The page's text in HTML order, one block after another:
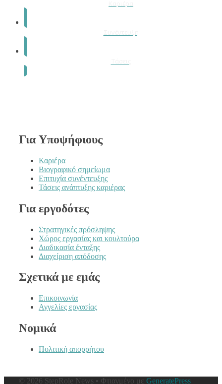
Για Yποψήφιους
Καριέρα
Βιογραφικό σημείωμα
Επιτυχία συνέντευξης
Τάσεις ανάπτυξης καριέρας
Για εργοδότες
Στρατηγικές πρόσληψης
Χώρος εργασίας και κουλτούρα
Διαδικασία ένταξης
Διαχείριση απόδοσης
Σχετικά με εμάς
Επικοινωνία
Αγγελίες εργασίας
Νομικά
Πολιτική απορρήτου
© 2026 StepRole News • Φτιαγμένο με GeneratePress